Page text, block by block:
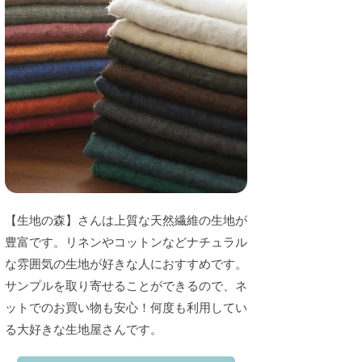
【生地の森】さんは上質な天然繊維の生地が
豊富です。リネンやコットンなどナチュラル
な雰囲気の生地が好きな人におすすめです。
サンプルを取り寄せることができるので、ネ
ットでのお買い物も安心！何度も利用してい
る大好きな生地屋さんです。